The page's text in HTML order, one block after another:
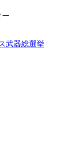
ー
武器総選挙